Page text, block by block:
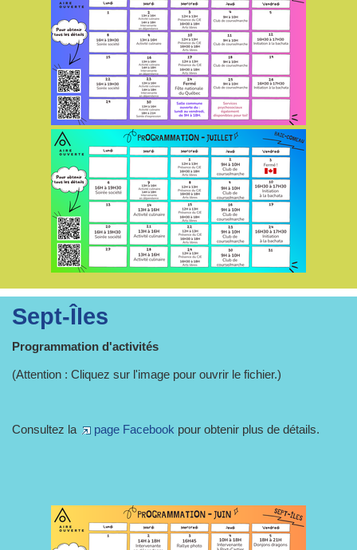
Sept-Îles
Programmation d'activités
(Attention : Cliquez sur l'image pour ouvrir le fichier.)
Consultez la page Facebook pour obtenir plus de détails.